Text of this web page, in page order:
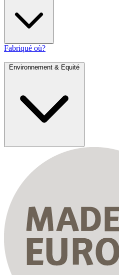
Fabriqué où?
Environnement & Equité